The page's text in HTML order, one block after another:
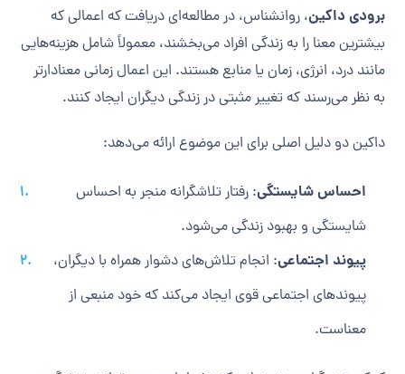
برودی داکین، روانشناس، در مطالعه‌ای دریافت که اعمالی که
بیشترین معنا را به زندگی افراد می‌بخشند، معمولاً شامل هزینه‌هایی
مانند درد، انرژی، زمان یا منابع هستند. این اعمال زمانی معنادارتر
به نظر می‌رسند که تغییر مثبتی در زندگی دیگران ایجاد کنند.
داکین دو دلیل اصلی برای این موضوع ارائه می‌دهد:
احساس شایستگی: رفتار تلاشگرانه منجر به احساس
شایستگی و بهبود زندگی می‌شود.
پیوند اجتماعی: انجام تلاش‌های دشوار همراه با دیگران،
پیوندهای اجتماعی قوی ایجاد می‌کند که خود منبعی از
معناست.